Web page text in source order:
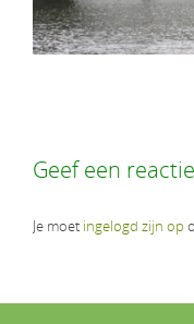
Geef een reactie
Je moet ingelogd zijn op